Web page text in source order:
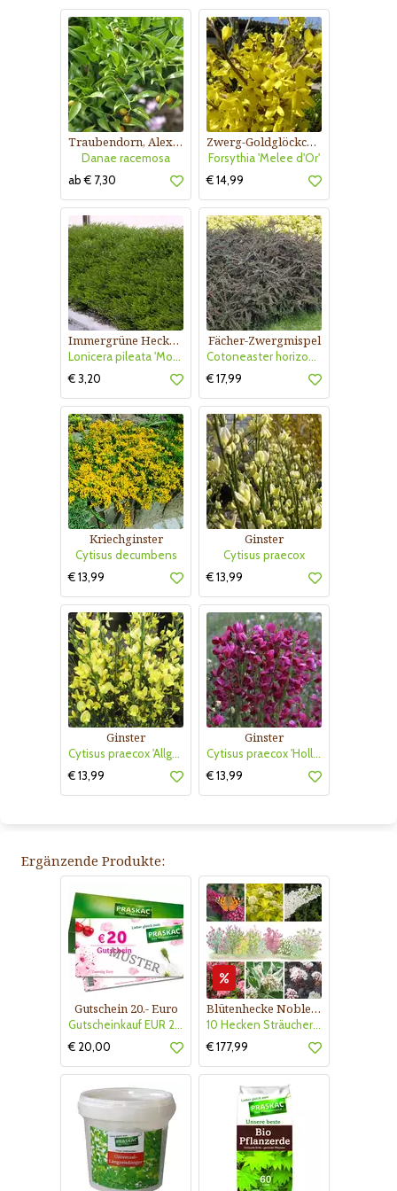
Traubendorn, Alexandrinerlorbeer
Danae racemosa
ab € 7,30
Zwerg-Goldglöckchen
Forsythia 'Melee d'Or'
€ 14,99
Immergrüne Heckenkirsche
Lonicera pileata 'Moosgrün'
€ 3,20
Fächer-Zwergmispel
Cotoneaster horizontalis
€ 17,99
Kriechginster
Cytisus decumbens
€ 13,99
Ginster
Cytisus praecox
€ 13,99
Ginster
Cytisus praecox 'Allgold'
€ 13,99
Ginster
Cytisus praecox 'Hollandia'
€ 13,99
Ergänzende Produkte:
Gutschein 20.- Euro
Gutscheinkauf EUR 20.-
€ 20,00
Blütenhecke Nobless-Kollektion Nr. 402
10 Hecken Sträucher - für 10 lfm Blütenhecke - Blühend März - Oktober
€ 177,99